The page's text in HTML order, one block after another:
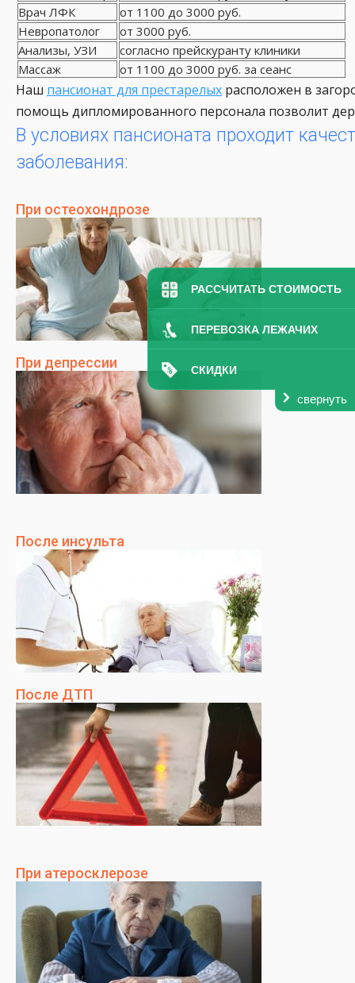
РАССЧИТАТЬ СТОИМОСТЬ
ПЕРЕВОЗКА ЛЕЖАЧИХ
СКИДКИ
свернуть
Врач ЛФК
от 1100 до 3000 руб.
Невропатолог
от 3000 руб.
Анализы, УЗИ
согласно прейскуранту клиники
Массаж
от 1100 до 3000 руб. за сеанс
Наш пансионат для престарелых расположен в
помощь дипломированного персонала позволит
В условиях пансионата проходит
заболевания:
При остеохондрозе
При депрессии
После инсульта
После ДТП
При атеросклерозе